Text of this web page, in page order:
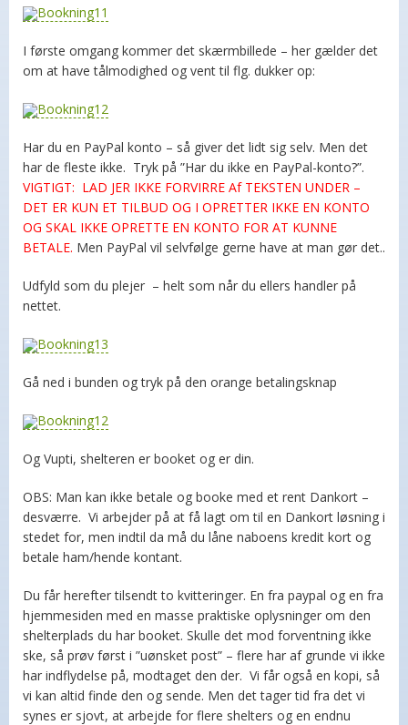
I første omgang kommer det skærmbillede – her gælder det
om at have tålmodighed og vent til flg. dukker op:
Har du en PayPal konto – så giver det lidt sig selv. Men det
har de fleste ikke. Tryk på ”Har du ikke en PayPal-konto?”.
VIGTIGT: LAD JER IKKE FORVIRRE Af TEKSTEN UNDER –
DET ER KUN ET TILBUD OG I OPRETTER IKKE EN KONTO
OG SKAL IKKE OPRETTE EN KONTO FOR AT KUNNE
BETALE. Men PayPal vil selvfølge gerne have at man gør det..
Udfyld som du plejer – helt som når du ellers handler på
nettet.
Gå ned i bunden og tryk på den orange betalingsknap
Og Vupti, shelteren er booket og er din.
OBS: Man kan ikke betale og booke med et rent Dankort –
desværre. Vi arbejder på at få lagt om til en Dankort løsning i
stedet for, men indtil da må du låne naboens kredit kort og
betale ham/hende kontant.
Du får herefter tilsendt to kvitteringer. En fra paypal og en fra
hjemmesiden med en masse praktiske oplysninger om den
shelterplads du har booket. Skulle det mod forventning ikke
ske, så prøv først i ”uønsket post” – flere har af grunde vi ikke
har indflydelse på, modtaget den der. Vi får også en kopi, så
vi kan altid finde den og sende. Men det tager tid fra det vi
synes er sjovt, at arbejde for flere shelters og en endnu